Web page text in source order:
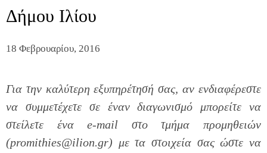
Δήμου Ιλίου
18 Φεβρουαρίου, 2016
Για την καλύτερη εξυπηρέτησή σας, αν ενδιαφέρεστε
να συμμετέχετε σε έναν διαγωνισμό μπορείτε να
στείλετε ένα e-mail στο τμήμα προμηθειών
(promithies@ilion.gr) με τα στοιχεία σας ώστε να